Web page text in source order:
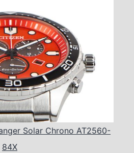
Solar Chrono AT2560-
84X